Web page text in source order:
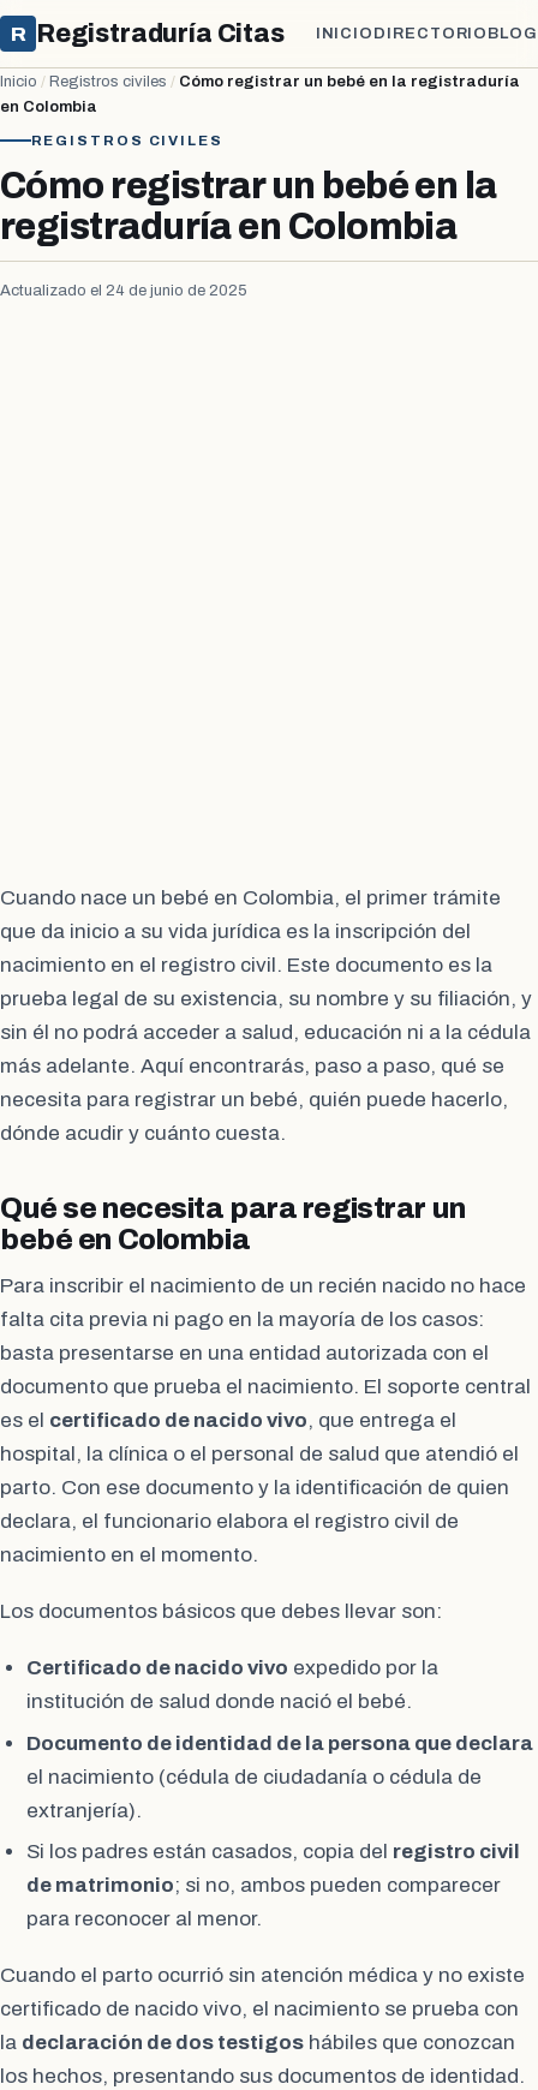
R Registraduría Citas INICIO DIRECTORIO BLOG
Inicio / Registros civiles / Cómo registrar un bebé en la registraduría
en Colombia
REGISTROS CIVILES
Cómo registrar un bebé en la
registraduría en Colombia
Actualizado el 24 de junio de 2025
Cuando nace un bebé en Colombia, el primer trámite
que da inicio a su vida jurídica es la inscripción del
nacimiento en el registro civil. Este documento es la
prueba legal de su existencia, su nombre y su filiación, y
sin él no podrá acceder a salud, educación ni a la cédula
más adelante. Aquí encontrarás, paso a paso, qué se
necesita para registrar un bebé, quién puede hacerlo,
dónde acudir y cuánto cuesta.
Qué se necesita para registrar un
bebé en Colombia
Para inscribir el nacimiento de un recién nacido no hace
falta cita previa ni pago en la mayoría de los casos:
basta presentarse en una entidad autorizada con el
documento que prueba el nacimiento. El soporte central
es el certificado de nacido vivo, que entrega el
hospital, la clínica o el personal de salud que atendió el
parto. Con ese documento y la identificación de quien
declara, el funcionario elabora el registro civil de
nacimiento en el momento.
Los documentos básicos que debes llevar son:
Certificado de nacido vivo expedido por la
institución de salud donde nació el bebé.
Documento de identidad de la persona que declara
el nacimiento (cédula de ciudadanía o cédula de
extranjería).
Si los padres están casados, copia del registro civil
de matrimonio; si no, ambos pueden comparecer
para reconocer al menor.
Cuando el parto ocurrió sin atención médica y no existe
certificado de nacido vivo, el nacimiento se prueba con
la declaración de dos testigos hábiles que conozcan
los hechos, presentando sus documentos de identidad.